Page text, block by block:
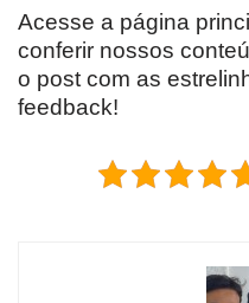
Acesse a página
conferir nossos
o post com as
feedback!